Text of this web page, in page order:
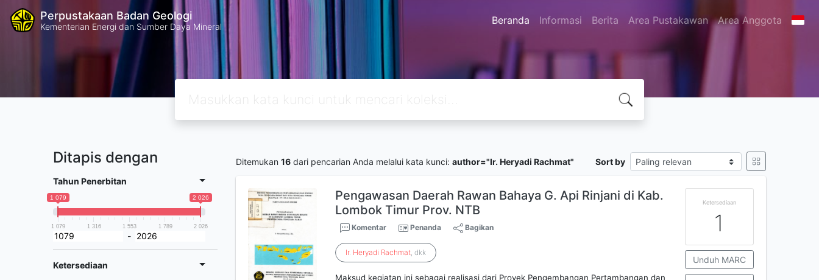
Perpustakaan Badan Geologi
Kementerian Energi dan Sumber Daya Mineral Beranda Informasi Berita Area Pustakawan Area Anggota
Ditapis dengan
Tahun Penerbitan
1 079 2 026
1 079 1 316 1 553 1 789 2 026
-
Ketersediaan
Ditemukan 16 dari pencarian Anda melalui kata kunci: author="Ir. Heryadi Rachmat" Sort by
Pengawasan Daerah Rawan Bahaya G. Api Rinjani di Kab.
Lombok Timur Prov. NTB
Komentar Penanda Bagikan
Ir. Heryadi Rachmat, dkk
Maksud kegiatan ini sebagai realisasi dari Proyek Pengembangan Pertambangan dan
Ketersediaan
1
Unduh MARC